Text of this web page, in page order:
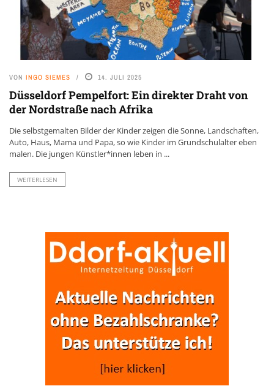
VON INGO SIEMES 14. JULI 2025
Düsseldorf Pempelfort: Ein direkter Draht von
der Nordstraße nach Afrika
Die selbstgemalten Bilder der Kinder zeigen die Sonne, Landschaften,
Auto, Haus, Mama und Papa, so wie Kinder im Grundschulalter eben
malen. Die jungen Künstler*innen leben in ...
WEITERLESEN